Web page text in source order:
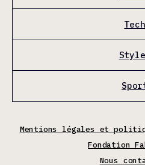
Tech
Mentions légales et
Fondation
Nous